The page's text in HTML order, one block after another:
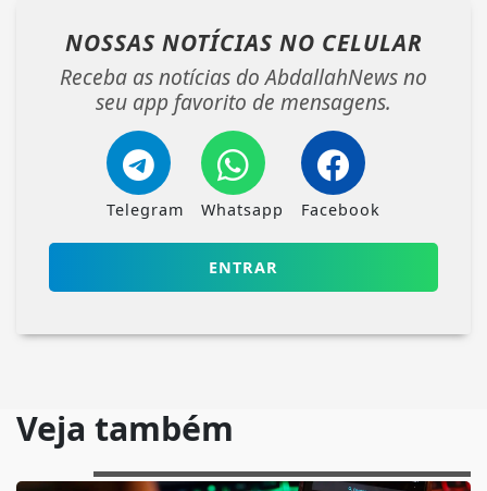
NOSSAS NOTÍCIAS NO CELULAR
Receba as notícias do AbdallahNews no
seu app favorito de mensagens.
Telegram Whatsapp Facebook
ENTRAR
Veja também